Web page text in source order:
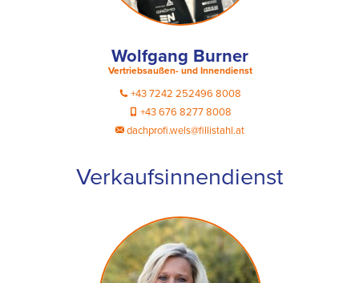
Wolfgang Burner
Vertriebsaußen- und Innendienst
+43 7242 252496 8008
+43 676 8277 8008
dachprofi.wels@fillistahl.at
Verkaufsinnendienst